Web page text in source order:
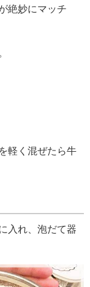
絶妙にマッチ
軽く混ぜたら牛
入れ、泡だて器